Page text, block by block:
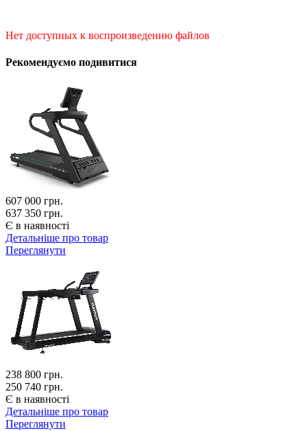
Нет доступных к воспроизведению файлов
Рекомендуємо подивитися
607 000 грн.
637 350 грн.
Є в наявності
Детальніше про товар
Переглянути
238 800 грн.
250 740 грн.
Є в наявності
Детальніше про товар
Переглянути